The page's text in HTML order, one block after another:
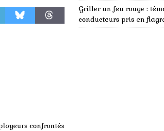
confrontés
Griller un feu rouge :
conducteurs pris en